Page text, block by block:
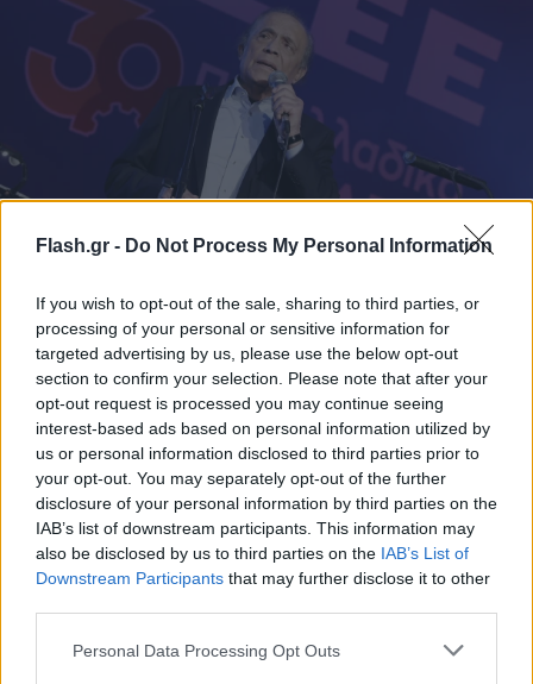
Flash.gr - Do Not Process My Personal Information
If you wish to opt-out of the sale, sharing to third parties, or
processing of your personal or sensitive information for
targeted advertising by us, please use the below opt-out
section to confirm your selection. Please note that after your
opt-out request is processed you may continue seeing
interest-based ads based on personal information utilized by
us or personal information disclosed to third parties prior to
your opt-out. You may separately opt-out of the further
disclosure of your personal information by third parties on the
IAB’s list of downstream participants. This information may
also be disclosed by us to third parties on the IAB’s List of
Downstream Participants that may further disclose it to other
Please note that this website/app uses one or more Google
Personal Data Processing Opt Outs
Λάκης Χαλκιάς: Την Πέμπτη η κηδεία δημοσία
δαπάνη στο Α΄ Νεκροταφείο Αθηνών
Η εξόδιος ακολουθία θα τελεστεί στις 12:00, ενώ η οικογένεια
καλεί όσους επιθυμούν να ενισχύσουν την ΕΛΕΠΑΠ αντί
στεφάνων.
04.08.2026 16:40
Συντακτική
Flash.gr